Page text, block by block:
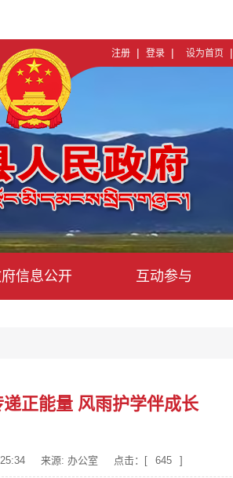
注册 | 登录 | 设为首页 |
信息公开 互动参与
正能量 风雨护学伴成长
来源: 办公室 点击：[ 645 ]